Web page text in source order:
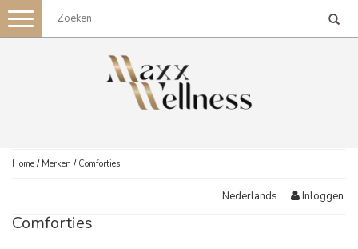
Toggle
navigation
Home / Merken / Comforties
Nederlands Inloggen
Comforties